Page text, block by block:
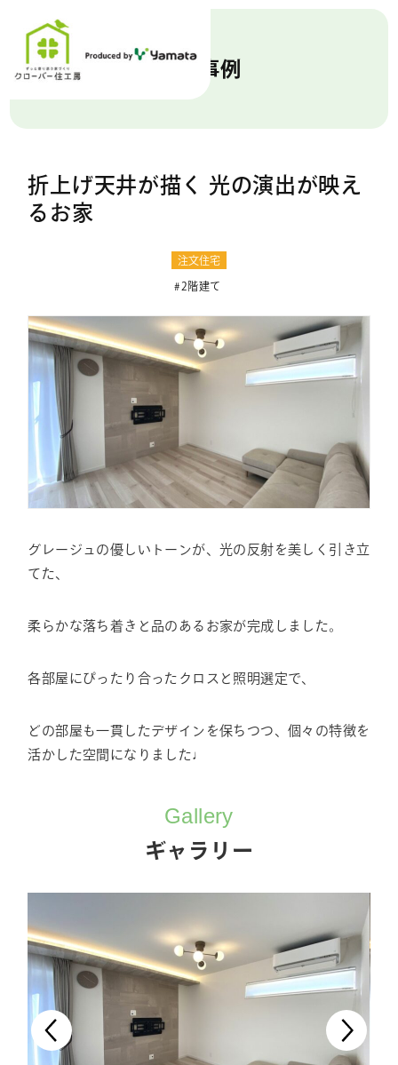
施工事例
折上げ天井が描く 光の演出が映え
るお家
注文住宅
2階建て
グレージュの優しいトーンが、光の反射を美しく引き立
てた、
柔らかな落ち着きと品のあるお家が完成しました。
各部屋にぴったり合ったクロスと照明選定で、
どの部屋も一貫したデザインを保ちつつ、個々の特徴を
活かした空間になりました♩
Gallery
ギャラリー